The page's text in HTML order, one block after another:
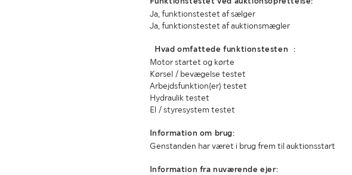
Ja, funktionstestet af sælger
Ja, funktionstestet af auktionsmægler
Hvad omfattede funktionstesten :
Motor startet og kørte
Kørsel / bevægelse testet
Arbejdsfunktion(er) testet
Hydraulik testet
El / styresystem testet
Information om brug:
Genstanden har været i brug frem til auktionsstart
Information fra nuværende ejer: